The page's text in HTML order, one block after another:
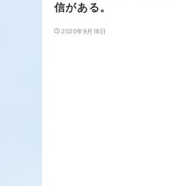
信がある。
2020年9月18日